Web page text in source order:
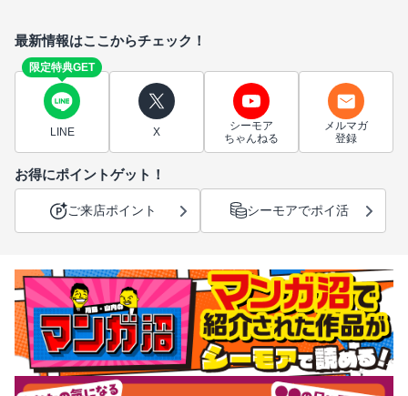
最新情報はここからチェック！
限定特典GET
LINE X
シーモア
ちゃんねる
メルマガ
登録
お得にポイントゲット！
ご来店ポイント シーモアでポイ活